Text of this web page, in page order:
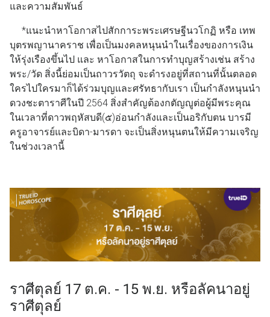
และความสัมพันธ์
*แนะนำหาโอกาสไปสักการะพระเศรษฐีนวโกฏิ หรือ เทพ
บุตรพญานาคราช เพื่อเป็นมงคลหนุนนำในเรื่องของการเงิน
ให้รุ่งเรืองขึ้นไป และ หาโอกาสในการทำบุญสร้างเช่น สร้าง
พระ/วัด สิ่งนี้ย่อมเป็นถาวรวัตถุ จะดำรงอยู่ที่สถานที่นั้นตลอด
ใครไปใครมาก็ได้ร่วมบุญและศรัทธากับเรา เป็นกำลังหนุนนำ
ดวงชะตาราศีในปี 2564 สิ่งสำคัญต้องกตัญญูต่อผู้มีพระคุณ
ในเวลาที่ดาวพฤหัสบดี(๕)อ่อนกำลังและเป็นอริกับตน บารมี
ครูอาจารย์และบิดา-มารดา จะเป็นสิ่งหนุนตนให้มีความเจริญ
ในช่วงเวลานี้
ราศีตุลย์ 17 ต.ค. - 15 พ.ย. หรือลัคนาอยู่
ราศีตุลย์